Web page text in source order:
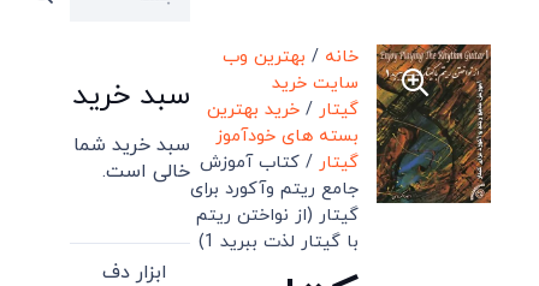
خانه / بهترین وب
سایت خرید
گیتار /خرید بهترین
بسته های خودآموز
گیتار / کتاب آموزش
جامع ریتم وآکورد برای
گیتار (از نواختن ریتم
با گیتار لذت ببرید 1)
سبد خرید
سبد خرید شما
خالی است.
ابزار دف